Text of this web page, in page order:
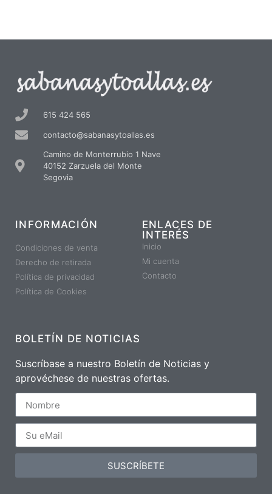
615 424 565
contacto@sabanasytoallas.es
Camino de Monterrubio 1 Nave
40152 Zarzuela del Monte
Segovia
INFORMACIÓN
Condiciones de venta
Derecho de retirada
Política de privacidad
Política de Cookies
ENLACES DE
INTERÉS
Inicio
Mi cuenta
Contacto
BOLETÍN DE NOTICIAS
Suscríbase a nuestro Boletín de Noticias y
aprovéchese de nuestras ofertas.
SUSCRÍBETE